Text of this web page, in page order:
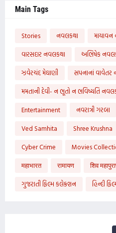
Main Tags
Stories નવલકથા
વારસદાર નવલકથા
અભિષેક
ઝવેરચંદ મેઘાણી
સપનાનાં વાવેતર
મમતાની દેવી- ન ભૂતો ન ભવિષ્યતિ
Entertainment
નવરાત્રી ગરબા
Ved Samhita
Shree Krushna
Cyber Crime
Movies
महाभारत
रामायण शिव
ગુજરાતી ફિલ્મ કલેક્શન
હિન્દી